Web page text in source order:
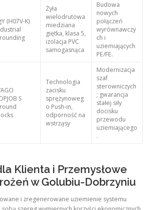
(H07V-K)
Żyła
wielodrutowa
miedziana
giętka, klasa 5,
izolacja PVC
samogasnąca
Budowa
nowych
połączeń
wyrównawczy
ch i
uziemiających
PE/FE.
S
Technologia
zacisku
sprężynoweg
o Push-in,
odporność na
wstrząsy
Modernizacja
szaf
sterowniczych
; gwarancja
stałej siły
docisku
przewodu
uziemiającego
.
Klienta i Przemysłowe
w Golubiu-Dobrzyniu
i zregenerowane uziemienie systemu